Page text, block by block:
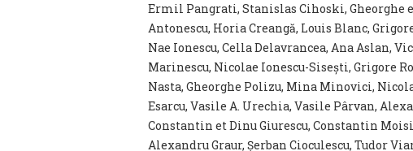
Ermil Pangrati, Stanislas Cihoski, Gheorghe
Antonescu, Horia Creangă, Louis Blanc,
Nae Ionescu, Cella Delavrancea, Ana Aslan,
Marinescu, Nicolae Ionescu-Sisești, Grigore
Nasta, Gheorghe Polizu, Mina Minovici,
Esarcu, Vasile A. Urechia, Vasile Pârvan,
Constantin et Dinu Giurescu, Constantin
Alexandru Graur, Șerban Cioculescu, Tudor